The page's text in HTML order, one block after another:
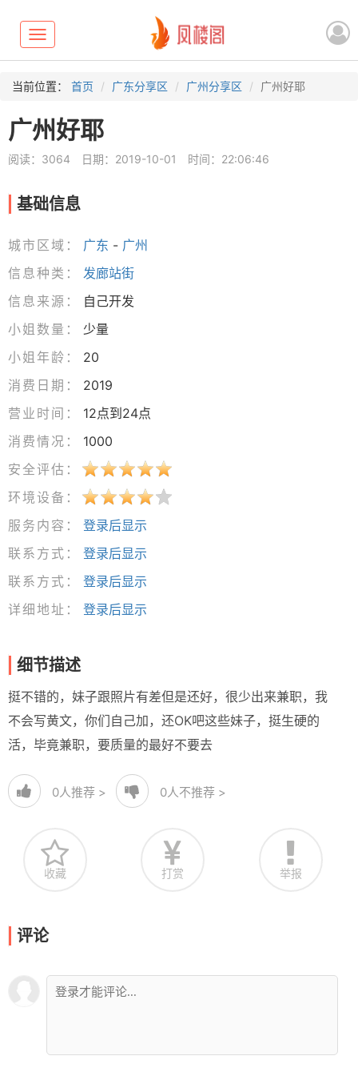
Toggle
navigation
当前位置： 首页 广东分享区 广州分享区 广州好耶
广州好耶
阅读：3064 日期：2019-10-01 时间：22:06:46
基础信息
城市区域： 广东 - 广州
信息种类：
发廊站街
信息来源：
自己开发
小姐数量：
少量
小姐年龄：
20
消费日期：
2019
营业时间：
12点到24点
消费情况：
1000
安全评估：
环境设备：
服务内容：
登录后显示
联系方式：
登录后显示
联系方式：
登录后显示
详细地址：
登录后显示
细节描述
挺不错的，妹子跟照片有差但是还好，很少出来兼职，我
不会写黄文，你们自己加，还OK吧这些妹子，挺生硬的
活，毕竟兼职，要质量的最好不要去
0人推荐 > 0人不推荐 >
收藏 打赏 举报
评论